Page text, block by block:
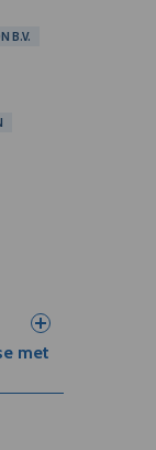
B.V.
met